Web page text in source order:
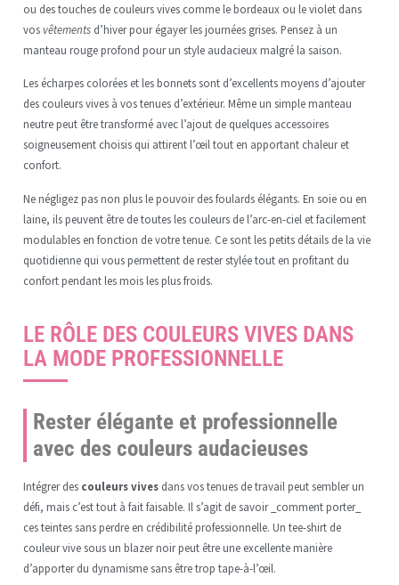
ou des touches de couleurs vives comme le bordeaux ou le violet dans
vosvêtementsd’hiver pour égayer les journées grises. Pensez à un
manteau rouge profond pour un style audacieux malgré la saison.
Les écharpes colorées et les bonnets sont d’excellents moyens d’ajouter
des couleurs vives à vos tenues d’extérieur. Même un simple manteau
neutre peut être transformé avec l’ajout de quelques accessoires
soigneusement choisis qui attirent l’œil tout en apportant chaleur et
confort.
Ne négligez pas non plus le pouvoir des foulards élégants. En soie ou en
laine, ils peuvent être de toutes les couleurs de l’arc-en-ciel et facilement
modulables en fonction de votre tenue. Ce sont les petits détails de la vie
quotidienne qui vous permettent de rester stylée tout en profitant du
confort pendant les mois les plus froids.
LE RÔLE DES COULEURS VIVES DANS
LA MODE PROFESSIONNELLE
Rester élégante et professionnelle
avec des couleurs audacieuses
Intégrer des couleurs vivesdans vos tenues de travail peut sembler un
défi, mais c’est tout à fait faisable. Il s’agit de savoir _comment porter_
ces teintes sans perdre en crédibilité professionnelle. Un tee-shirt de
couleur vive sous un blazer noir peut être une excellente manière
d’apporter du dynamisme sans être trop tape-à-l’œil.